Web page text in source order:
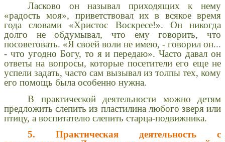
Ласково он называл приходящих к нему
«радость моя», приветствовал их в всякое время
года словами «Христос Воскресе!». Он никогда
долго не обдумывал, что ему говорить, что
посоветовать. «Я своей воли не имею, - говорил он...
- что угодно Богу, то я и передаю». Часто давал он
ответы на вопросы, которые посетители его еще не
успели задать, часто сам вызывал из толпы тех, кому
его помощь была особенно нужна.
В практической деятельности можно детям
предложить слепить из пластилина любого зверя или
птицу, а воспитателю слепить старца-подвижника.
5. Практическая деятельность с